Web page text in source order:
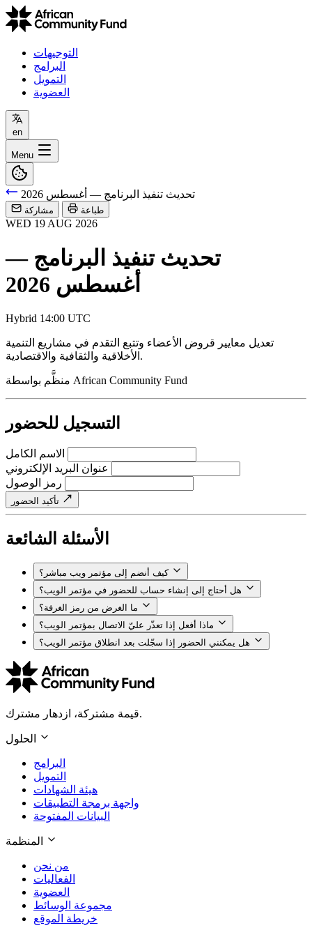
التوجيهات
البرامج
التمويل
العضوية
en
Menu
تحديث تنفيذ البرنامج — أغسطس 2026
مشاركة طباعة
WED 19 AUG 2026
تحديث تنفيذ البرنامج —
أغسطس 2026
Hybrid 14:00 UTC
تعديل معايير قروض الأعضاء وتتبع التقدم في مشاريع التنمية
الأخلاقية والثقافية والاقتصادية.
African Community Fund
التسجيل للحضور
الاسم الكامل
عنوان البريد الإلكتروني
رمز الوصول
تأكيد الحضور
الأسئلة الشائعة
كيف أنضم إلى مؤتمر ويب مباشر؟
هل أحتاج إلى إنشاء حساب للحضور في مؤتمر الويب؟
ما الغرض من رمز الغرفة؟
ماذا أفعل إذا تعذّر عليّ الاتصال بمؤتمر الويب؟
هل يمكنني الحضور إذا سجّلت بعد انطلاق مؤتمر الويب؟
قيمة مشتركة، ازدهار مشترك.
الحلول
البرامج
التمويل
هيئة الشهادات
واجهة برمجة التطبيقات
البيانات المفتوحة
المنظمة
من نحن
الفعاليات
العضوية
مجموعة الوسائط
خريطة الموقع